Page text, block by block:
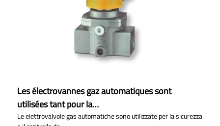
Les électrovannes gaz automatiques sont
utilisées tant pour la…
Le elettrovalvole gas automatiche sono utilizzate per la sicurezza